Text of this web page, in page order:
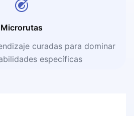
Microrutas
curadas para dominar
específicas